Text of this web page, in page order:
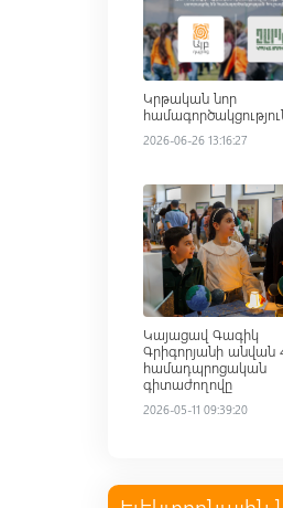
Կրթական նոր
2026-06-26 13:16:27
Read more
Կայացավ Գագիկ
Գրիգորյանի անվան
համադպրոցական
գիտաժողովը
2026-05-11 09:39:20